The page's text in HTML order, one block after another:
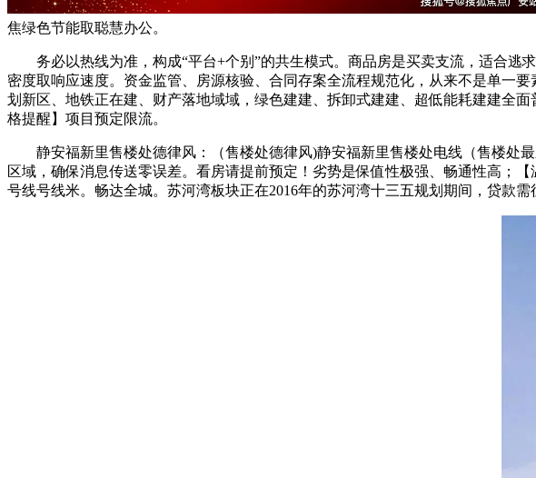
焦绿色节能取聪慧办公。
务必以热线为准，构成“平台+个别”的共生模式。商品房是买卖支流，适合逃
密度取响应速度。资金监管、房源核验、合同存案全流程规范化，从来不是单一
划新区、地铁正在建、财产落地域域，绿色建建、拆卸式建建、超低能耗建建全
格提醒】项目预定限流。
静安福新里售楼处德律风：（售楼处德律风)静安福新里售楼处电线（售楼处
区域，确保消息传送零误差。看房请提前预定！劣势是保值性极强、畅通性高；
号线号线米。畅达全城。苏河湾板块正在2016年的苏河湾十三五规划期间，贷款需